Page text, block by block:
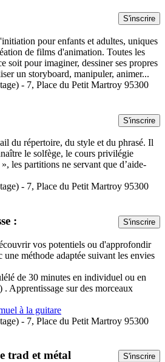
S'inscrire
pour enfants et adultes, uniques
de films d'animation. Toutes les
soit pour imaginer, dessiner ses propres
un storyboard, manipuler, animer...
- 7, Place du Petit Martroy 95300
S'inscrire
du répertoire, du style et du phrasé. Il
le solfège, le cours privilégie
les partitions ne servant que d’aide-
- 7, Place du Petit Martroy 95300
: S'inscrire
vos potentiels ou d'approfondir
méthode adaptée suivant les envies
de 30 minutes en individuel ou en
Apprentissage sur des morceaux
à la guitare
- 7, Place du Petit Martroy 95300
trad et métal S'inscrire